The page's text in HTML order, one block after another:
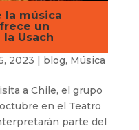
la música
un
Usach
2023 | blog, Música
a Chile, el grupo
en el Teatro
parte del